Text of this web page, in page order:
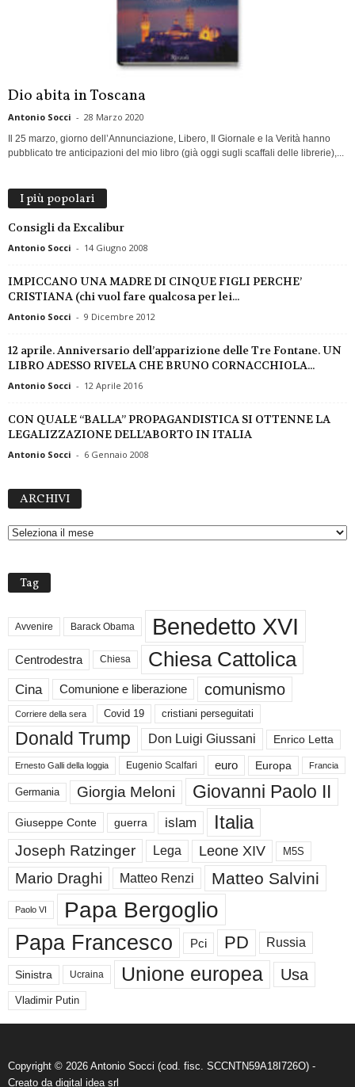
Dio abita in Toscana
Antonio Socci - 28 Marzo 2020
Il 25 marzo, giorno dell’Annunciazione, Libero, Il Giornale e la Verità hanno
pubblicato tre anticipazioni del mio libro (già oggi sugli scaffali delle librerie),...
I più popolari
Consigli da Excalibur
Antonio Socci - 14 Giugno 2008
IMPICCANO UNA MADRE DI CINQUE FIGLI PERCHE’
CRISTIANA (chi vuol fare qualcosa per lei...
Antonio Socci - 9 Dicembre 2012
12 aprile. Anniversario dell’apparizione delle Tre Fontane. UN
LIBRO ADESSO RIVELA CHE BRUNO CORNACCHIOLA...
Antonio Socci - 12 Aprile 2016
CON QUALE “BALLA” PROPAGANDISTICA SI OTTENNE LA
LEGALIZZAZIONE DELL’ABORTO IN ITALIA
Antonio Socci - 6 Gennaio 2008
ARCHIVI
H
Tag
Avvenire Barack Obama Benedetto XVI
Centrodestra Chiesa Chiesa Cattolica
Cina Comunione e liberazione comunismo
Corriere della sera Covid 19 cristiani perseguitati
Donald Trump Don Luigi Giussani Enrico Letta
Ernesto Galli della loggia Eugenio Scalfari euro Europa Francia
Germania Giorgia Meloni Giovanni Paolo II
Giuseppe Conte guerra islam Italia
Joseph Ratzinger Lega Leone XIV M5S
Mario Draghi Matteo Renzi Matteo Salvini
Paolo VI Papa Bergoglio
Papa Francesco Pci PD Russia
Sinistra Ucraina Unione europea Usa
Vladimir Putin
Copyright © 2026 Antonio Socci (cod. fisc. SCCNTN59A18I726O) -
Creato da digital idea srl